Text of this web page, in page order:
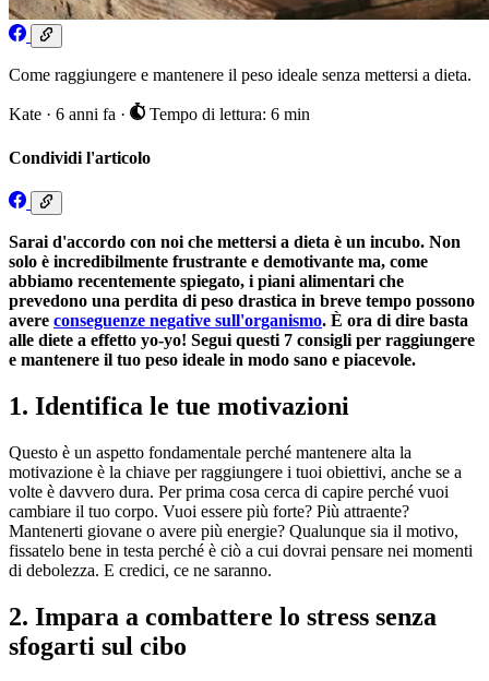
Come raggiungere e mantenere il peso ideale senza mettersi a dieta.
Kate · 6 anni fa · Tempo di lettura: 6 min
Condividi l'articolo
Sarai d'accordo con noi che mettersi a dieta è un incubo. Non
solo è incredibilmente frustrante e demotivante ma, come
abbiamo recentemente spiegato, i piani alimentari che
prevedono una perdita di peso drastica in breve tempo possono
avere conseguenze negative sull'organismo. È ora di dire basta
alle diete a effetto yo-yo! Segui questi 7 consigli per raggiungere
e mantenere il tuo peso ideale in modo sano e piacevole.
1. Identifica le tue motivazioni
Questo è un aspetto fondamentale perché mantenere alta la
motivazione è la chiave per raggiungere i tuoi obiettivi, anche se a
volte è davvero dura. Per prima cosa cerca di capire perché vuoi
cambiare il tuo corpo. Vuoi essere più forte? Più attraente?
Mantenerti giovane o avere più energie? Qualunque sia il motivo,
fissatelo bene in testa perché è ciò a cui dovrai pensare nei momenti
di debolezza. E credici, ce ne saranno.
2. Impara a combattere lo stress senza
sfogarti sul cibo